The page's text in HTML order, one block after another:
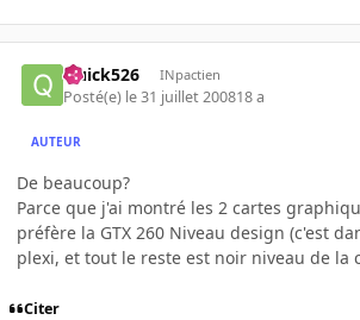
Quick526 INpactien
Posté(e) le 31 juillet 200818 a
AUTEUR
De beaucoup?
Parce que j'ai montré les 2 cartes
préfère la GTX 260 Niveau design (c'est
plexi, et tout le reste est noir niveau de la
Citer